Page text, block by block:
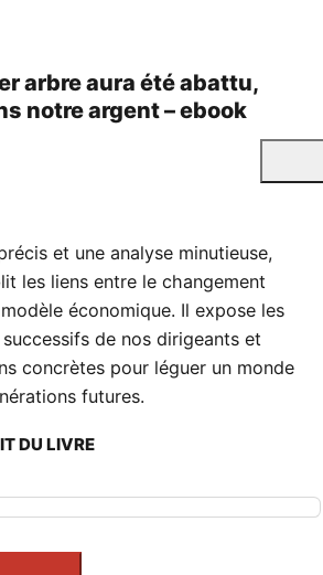
arbre aura été abattu,
notre argent – ebook
et une analyse minutieuse,
les liens entre le changement
économique. Il expose les
de nos dirigeants et
concrètes pour léguer un monde
futures.
DU LIVRE